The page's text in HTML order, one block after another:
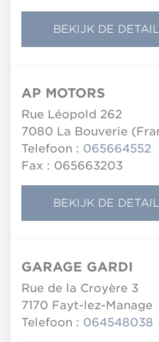
BEKIJK DE
AP MOTORS
Rue Léopold 262
7080 La Bouverie
Telefoon : 065664552
Fax : 065663203
BEKIJK DE
GARAGE GARDI
Rue de la Croyère 3
7170 Fayt-lez-Manage
Telefoon : 064548038